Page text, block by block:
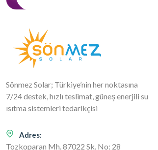
Sönmez Solar; Türkiye’nin her noktasına
7/24 destek, hızlı teslimat, güneş enerjili su
ısıtma sistemleri tedarikçisi
Adres:
Tozkoparan Mh. 87022 Sk. No: 28